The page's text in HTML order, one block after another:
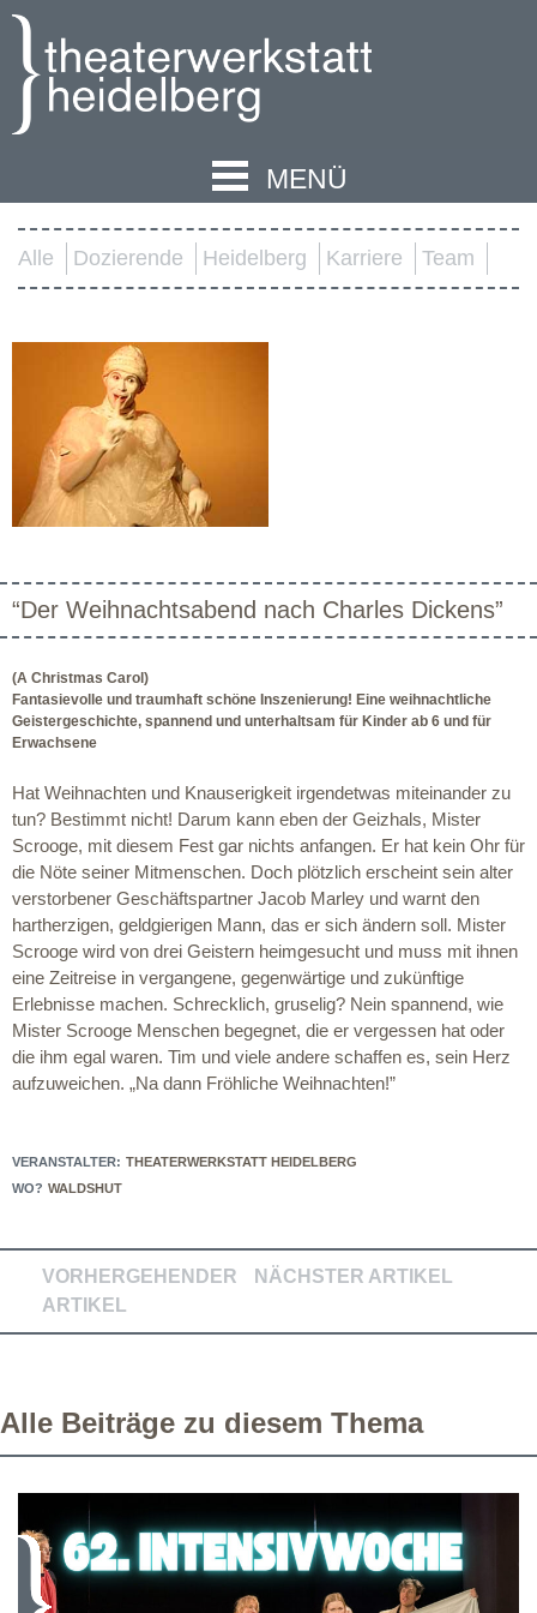
MENÜ
Alle Dozierende Heidelberg Karriere Team
“Der Weihnachtsabend nach Charles Dickens”
(A Christmas Carol)
Fantasievolle und traumhaft schöne Inszenierung! Eine weihnachtliche
Geistergeschichte, spannend und unterhaltsam für Kinder ab 6 und für
Erwachsene
Hat Weihnachten und Knauserigkeit irgendetwas miteinander zu
tun? Bestimmt nicht! Darum kann eben der Geizhals, Mister
Scrooge, mit diesem Fest gar nichts anfangen. Er hat kein Ohr für
die Nöte seiner Mitmenschen. Doch plötzlich erscheint sein alter
verstorbener Geschäftspartner Jacob Marley und warnt den
hartherzigen, geldgierigen Mann, das er sich ändern soll. Mister
Scrooge wird von drei Geistern heimgesucht und muss mit ihnen
eine Zeitreise in vergangene, gegenwärtige und zukünftige
Erlebnisse machen. Schrecklich, gruselig? Nein spannend, wie
Mister Scrooge Menschen begegnet, die er vergessen hat oder
die ihm egal waren. Tim und viele andere schaffen es, sein Herz
aufzuweichen. „Na dann Fröhliche Weihnachten!”
VERANSTALTER: THEATERWERKSTATT HEIDELBERG
WO? WALDSHUT
VORHERGEHENDER
ARTIKEL
NÄCHSTER ARTIKEL
Alle Beiträge zu diesem Thema